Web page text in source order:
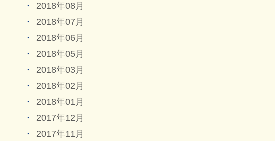
2018年08月
2018年07月
2018年06月
2018年05月
2018年03月
2018年02月
2018年01月
2017年12月
2017年11月